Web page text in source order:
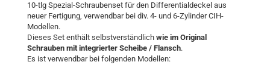
10-tlg Spezial-Schraubenset für den Differentialdeckel aus
neuer Fertigung, verwendbar bei div. 4- und 6-Zylinder CIH-
Modellen.
Dieses Set enthält selbstverständlich wie im Original
Schrauben mit integrierter Scheibe / Flansch.
Es ist verwendbar bei folgenden Modellen: